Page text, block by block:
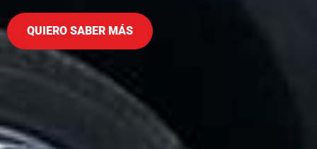
QUIERO SABER MÁS